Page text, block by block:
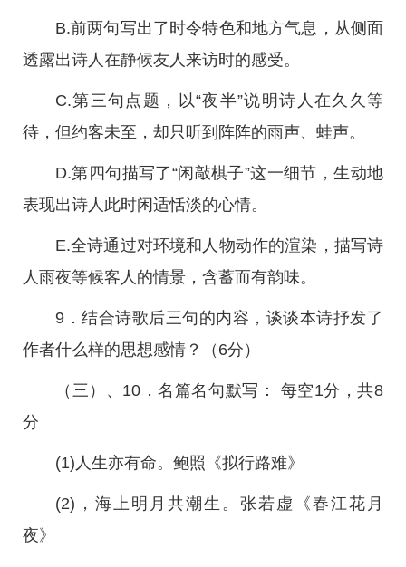
B.前两句写出了时令特色和地方气息，从侧面
透露出诗人在静候友人来访时的感受。
C.第三句点题，以“夜半”说明诗人在久久等
待，但约客未至，却只听到阵阵的雨声、蛙声。
D.第四句描写了“闲敲棋子”这一细节，生动地
表现出诗人此时闲适恬淡的心情。
E.全诗通过对环境和人物动作的渲染，描写诗
人雨夜等候客人的情景，含蓄而有韵味。
9．结合诗歌后三句的内容，谈谈本诗抒发了
作者什么样的思想感情？（6分）
（三）、10．名篇名句默写： 每空1分，共8
分
(1)人生亦有命。鲍照《拟行路难》
(2)，海上明月共潮生。张若虚《春江花月
夜》